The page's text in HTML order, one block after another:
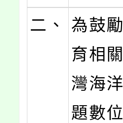
二、
為鼓
育相
灣海
題數